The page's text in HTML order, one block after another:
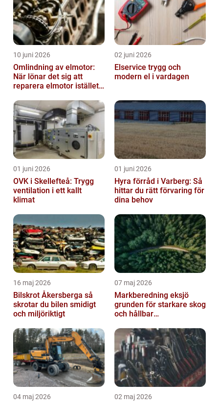
10 juni 2026
Omlindning av elmotor:
När lönar det sig att
reparera elmotor istället
02 juni 2026
Elservice trygg och
modern el i vardagen
01 juni 2026
OVK i Skellefteå: Trygg
ventilation i ett kallt
klimat
01 juni 2026
Hyra förråd i Varberg: Så
hittar du rätt förvaring för
dina behov
16 maj 2026
Bilskrot Åkersberga så
skrotar du bilen smidigt
och miljöriktigt
07 maj 2026
Markberedning eksjö
grunden för starkare skog
och hållbar
04 maj 2026 02 maj 2026